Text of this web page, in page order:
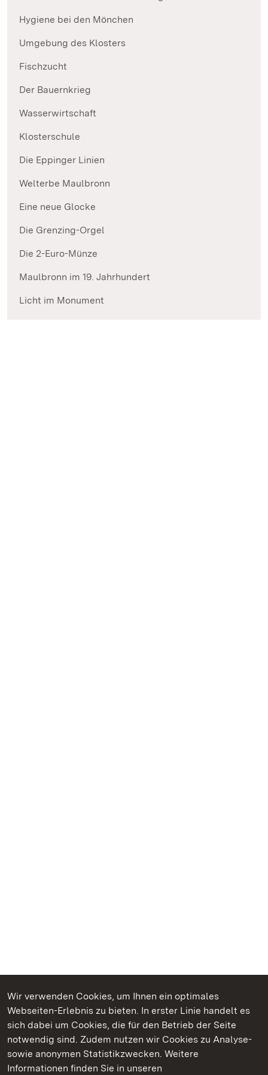
Wir verwenden Cookies, um Ihnen ein optimales
Webseiten-Erlebnis zu bieten. In erster Linie handelt es
sich dabei um Cookies, die für den Betrieb der Seite
notwendig sind. Zudem nutzen wir Cookies zu Analyse-
sowie anonymen Statistikzwecken. Weitere
Informationen finden Sie in unseren
Hygiene bei den Mönchen
Umgebung des Klosters
Fischzucht
Der Bauernkrieg
Wasserwirtschaft
Klosterschule
Die Eppinger Linien
Welterbe Maulbronn
Eine neue Glocke
Die Grenzing-Orgel
Die 2-Euro-Münze
Maulbronn im 19. Jahrhundert
Licht im Monument
Kommen. Staunen. Genießen.